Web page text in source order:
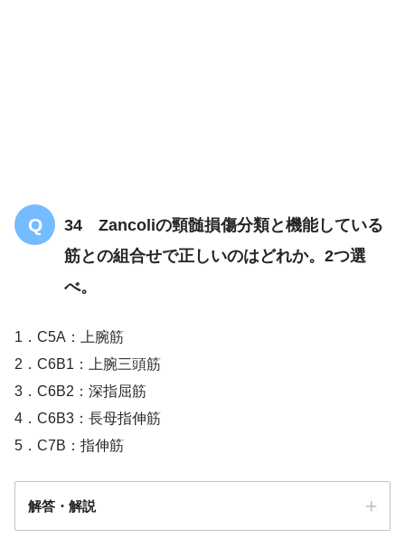
34 Zancoliの頸髄損傷分類と機能している
筋との組合せで正しいのはどれか。2つ選
べ。
1．C5A：上腕筋
2．C6B1：上腕三頭筋
3．C6B2：深指屈筋
4．C6B3：長母指伸筋
5．C7B：指伸筋
解答・解説